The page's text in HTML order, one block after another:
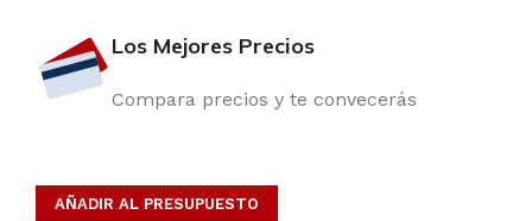
Los Mejores Precios
Compara precios y te convecerás
AÑADIR AL PRESUPUESTO